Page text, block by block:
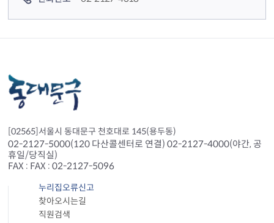
[02565]서울시 동대문구 천호대로 145(용두동)
02-2127-5000(120 다산콜센터로 연결) 02-2127-4000(야간, 공
휴일/당직실)
FAX : FAX : 02-2127-5096
누리집오류신고
찾아오시는길
직원검색